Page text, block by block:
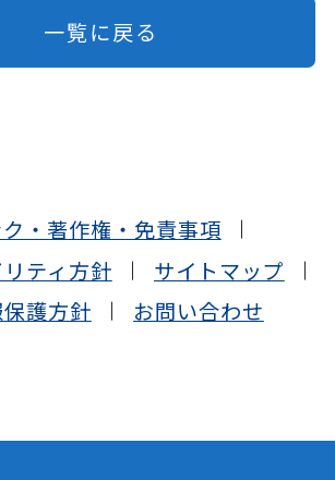
一覧に戻る
ク・著作権・免責事項
ティ方針
サイトマップ
護方針
お問い合わせ